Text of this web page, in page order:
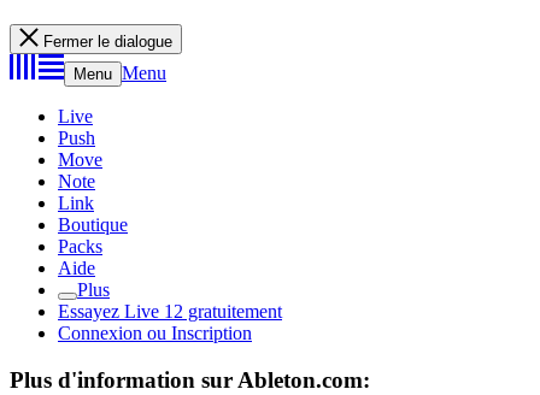
Fermer le dialogue
Menu Menu
Live
Push
Move
Note
Link
Boutique
Packs
Aide
Plus
Essayez Live 12 gratuitement
Connexion ou Inscription
Plus d'information sur Ableton.com: